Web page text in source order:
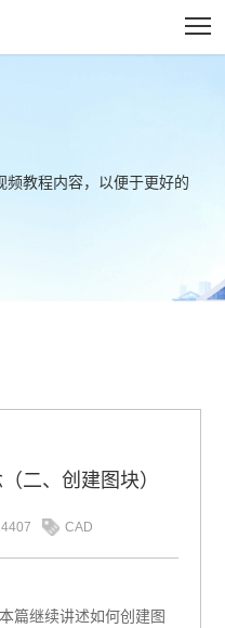
频教程内容，以便于更好的
二、创建图块）
CAD
篇继续讲述如何创建图